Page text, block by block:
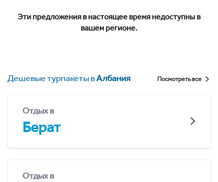
Эти предложения в настоящее время недоступны в
вашем регионе.
Дешевые турпакеты вАлбания Посмотреть все
Отдых в
Берат
Отдых в